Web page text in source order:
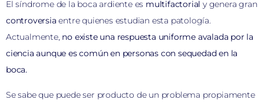
El síndrome de la boca ardiente es multifactorial y genera gran
controversia entre quienes estudian esta patología.
Actualmente, no existe una respuesta uniforme avalada por la
ciencia aunque es común en personas con sequedad en la
boca.
Se sabe que puede ser producto de un problema propiamente